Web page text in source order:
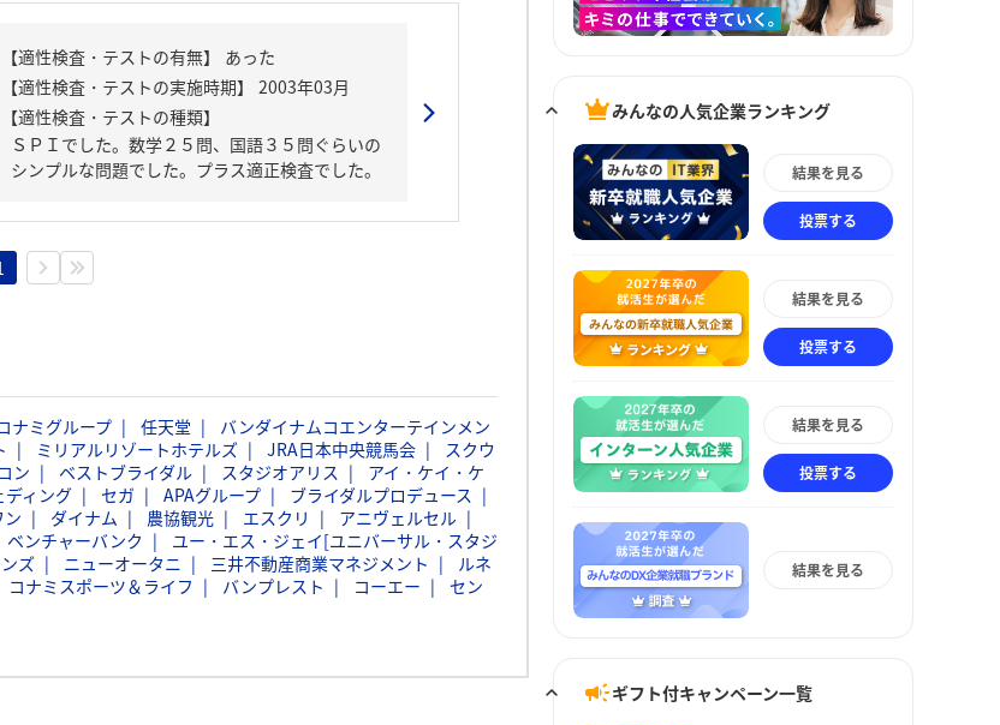
【適性検査・テストの種類】
ＳＰＩでした。数学２５問、国語３５問ぐらいの
シンプルな問題でした。プラス適正検査でした。
ナミグループ 任天堂
バンダイナムコエンターテインメン
ミリアルリゾートホテルズ JRA日本中央競馬会
スクウ
ン ベストブライダル スタジオアリス
アイ・ケイ・ケ
ディング セガ APAグループ
ブライダルプロデュース
ン ダイナム 農協観光 エスクリ
アニヴェルセル
ベンチャーバンク
ユー・エス・ジェイ[ユニバーサル・スタジ
ズ ニューオータニ 三井不動産商業マネジメント
ルネ
コナミスポーツ＆ライフ バンプレスト コーエー
セン
みんなの人気企業ランキング
結果を見る
投票する
結果を見る
投票する
結果を見る
投票する
結果を見る
ギフト付キャンペーン一覧